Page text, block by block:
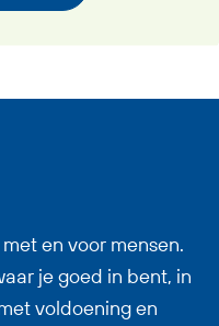
functie als
goed
en voor mensen.
je goed in bent, in
voldoening en